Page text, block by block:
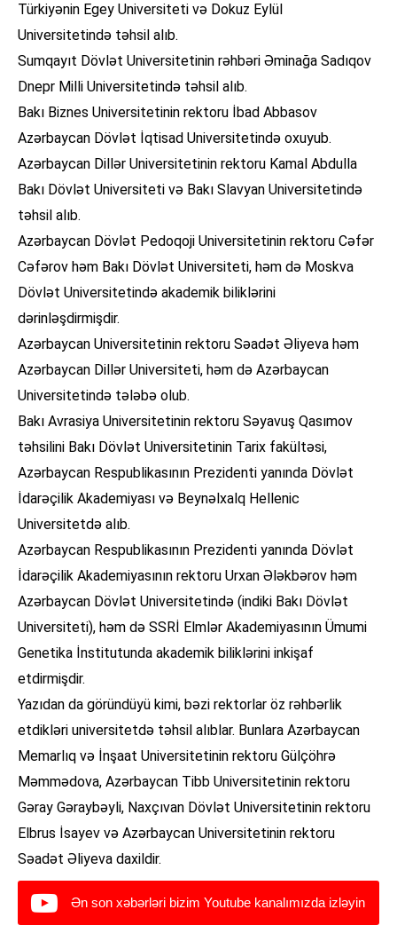
Türkiyənin Egey Universiteti və Dokuz Eylül
Universitetində təhsil alıb.
Sumqayıt Dövlət Universitetinin rəhbəri Əminağa Sadıqov
Dnepr Milli Universitetində təhsil alıb.
Bakı Biznes Universitetinin rektoru İbad Abbasov
Azərbaycan Dövlət İqtisad Universitetində oxuyub.
Azərbaycan Dillər Universitetinin rektoru Kamal Abdulla
Bakı Dövlət Universiteti və Bakı Slavyan Universitetində
təhsil alıb.
Azərbaycan Dövlət Pedoqoji Universitetinin rektoru Cəfər
Cəfərov həm Bakı Dövlət Universiteti, həm də Moskva
Dövlət Universitetində akademik biliklərini
dərinləşdirmişdir.
Azərbaycan Universitetinin rektoru Səadət Əliyeva həm
Azərbaycan Dillər Universiteti, həm də Azərbaycan
Universitetində tələbə olub.
Bakı Avrasiya Universitetinin rektoru Səyavuş Qasımov
təhsilini Bakı Dövlət Universitetinin Tarix fakültəsi,
Azərbaycan Respublikasının Prezidenti yanında Dövlət
İdarəçilik Akademiyası və Beynəlxalq Hellenic
Universitetdə alıb.
Azərbaycan Respublikasının Prezidenti yanında Dövlət
İdarəçilik Akademiyasının rektoru Urxan Ələkbərov həm
Azərbaycan Dövlət Universitetində (indiki Bakı Dövlət
Universiteti), həm də SSRİ Elmlər Akademiyasının Ümumi
Genetika İnstitutunda akademik biliklərini inkişaf
etdirmişdir.
Yazıdan da göründüyü kimi, bəzi rektorlar öz rəhbərlik
etdikləri universitetdə təhsil alıblar. Bunlara Azərbaycan
Memarlıq və İnşaat Universitetinin rektoru Gülçöhrə
Məmmədova, Azərbaycan Tibb Universitetinin rektoru
Gəray Gəraybəyli, Naxçıvan Dövlət Universitetinin rektoru
Elbrus İsayev və Azərbaycan Universitetinin rektoru
Səadət Əliyeva daxildir.
Ən son xəbərləri bizim Youtube kanalımızda izləyin